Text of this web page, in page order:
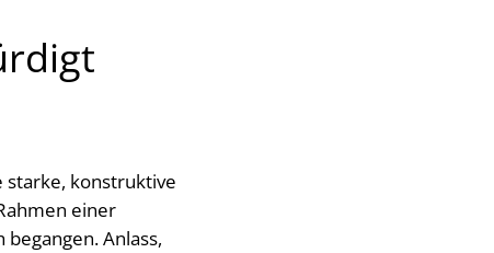
starke, konstruktive
einer
Anlass,